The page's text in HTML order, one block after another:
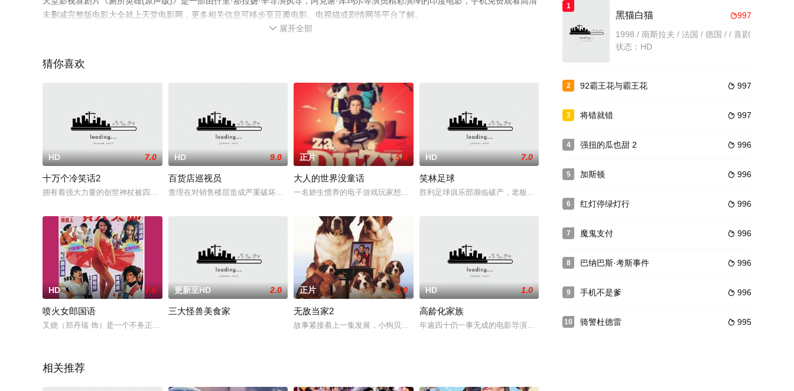
未删减完整版电影大全就上天堂电影网，更多相关信息可移步至豆瓣电影、电视猫或剧情网等平台了解。
 展开全部
猜你喜欢
HD 7.0
十万个冷笑话2
拥有着强大力量的创世神杖被四大神之一的埃及神拉（李璐 配音）盗走。为了令宇宙免于被毁灭的悲惨命运，希腊神宙斯（藤新 配音
HD 9.0
百货店巡视员
查理在对销售楼层造成严重破坏后去了办公室。在那里，他碰到了商店检查员(长得和他一模一样)，他刚抢了保险箱，把经理撞倒了。
正片 5.0
大人的世界没童话
一名娇生惯养的电子游戏玩家想参加即将到来的锦标赛，但因为生病的母亲和一位古怪的阿姨，他不得不重新考虑事情的轻重缓急。
HD 7.0
笑林足球
胜利足球俱乐部濒临破产，老板女儿小丽（周奇奇 饰）和队长森（苏见信 饰）支撑着俱乐部。商业奇才恒（
HD 7.0
喷火女郎国语
叉烧（郑丹瑞 饰）是一个不务正业的小青年，整体装神弄鬼骗钱。一天，叉烧的一个租客——在夜总会当妈妈桑的大B（叶德娴 饰）
更新至HD 2.0
三大怪兽美食家
正片 3.0
无敌当家2
故事紧接着上一集发展，小狗贝多芬和露西终于走到了一起，过上了幸福的生活，露西还为贝多芬生下了四只可爱的小狗，一家人其乐融
HD 1.0
高龄化家族
年逾四十仍一事无成的电影导演仁茂（朴海日 饰）居无定所，只好和年逾古稀的母亲（尹菇贞 饰）住在一起
相关推荐
1
997
黑猫白猫
1998 / 南斯拉夫 / 法国 / 德国 / / 喜剧
状态：HD
2  997
92霸王花与霸王花
3  997
将错就错
4  996
强扭的瓜也甜 2
5  996
加斯顿
6  996
红灯停绿灯行
7  996
魔鬼支付
8  996
巴纳巴斯·考斯事件
9  996
手机不是爹
10  995
骑警杜德雷